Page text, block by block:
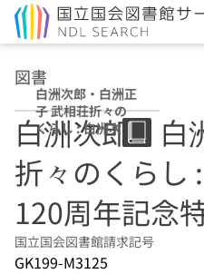
図書
白洲次郎・白洲正
子 武相荘折々の
くらし : 白洲次郎
生誕120周年記念
特別展
白洲次郎・白
折々のくらし
120周年記念
国立国会図書館請求記号
GK199-M3125